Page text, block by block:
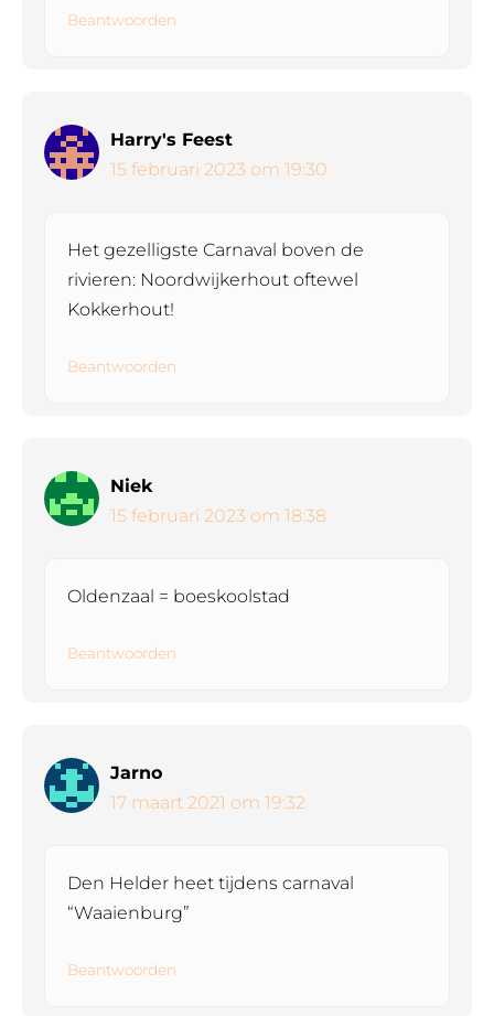
Beantwoorden
Harry's Feest
15 februari 2023 om 19:30
Het gezelligste Carnaval boven de
rivieren: Noordwijkerhout oftewel
Kokkerhout!
Beantwoorden
Niek
15 februari 2023 om 18:38
Oldenzaal = boeskoolstad
Beantwoorden
Jarno
17 maart 2021 om 19:32
Den Helder heet tijdens carnaval
“Waaienburg”
Beantwoorden